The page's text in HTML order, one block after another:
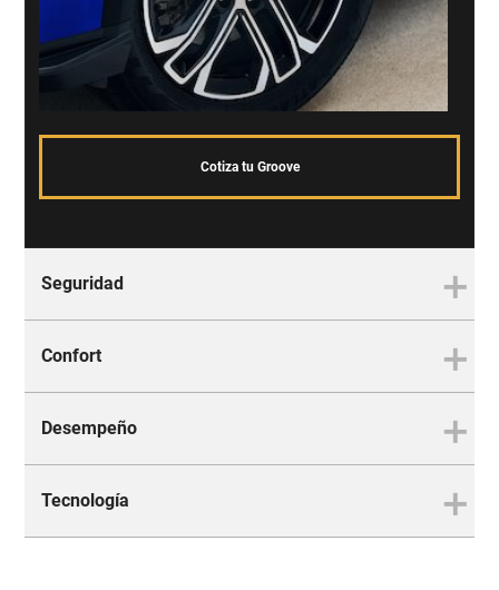
Cotiza tu Groove
Seguridad
La mejor protección para ti y
Confort
Es tan cómodo que no te
Desempeño
El equilibrio perfecto entre
Tecnología